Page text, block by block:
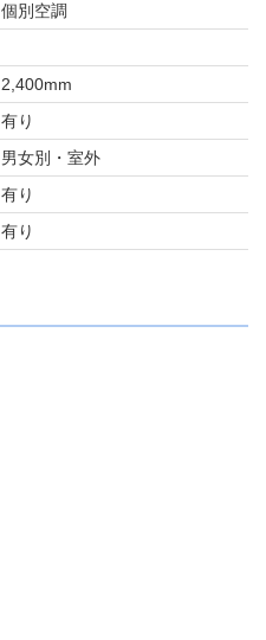
個別空調
2,400mm
有り
男女別・室外
有り
有り